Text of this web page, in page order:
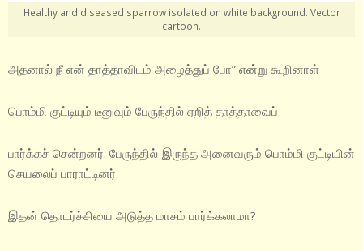
Healthy and diseased sparrow isolated on white background. Vector
cartoon.
அதனால் நீ என் தாத்தாவிடம் அழைத்துப் போ” என்று கூறினாள்
பொம்மி குட்டியும் டீனுவும் பேருந்தில் ஏறித் தாத்தாவைப்
பார்க்கச் சென்றனர். பேருந்தில் இருந்த அனைவரும் பொம்மி குட்டியின்
செயலைப் பாராட்டினர்.
இதன் தொடர்ச்சியை அடுத்த மாசம் பார்க்கலாமா?